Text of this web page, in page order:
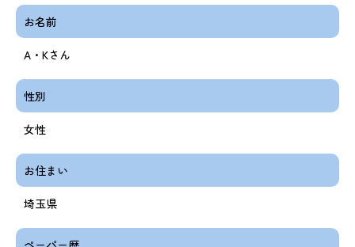
お名前
A・Kさん
性別
女性
お住まい
埼玉県